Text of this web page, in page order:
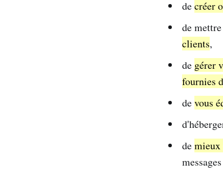
decréer
de
clients,
de gérer
fournies
devous
demieux